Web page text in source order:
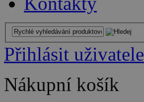
Přihlásit uživatele
Nákupní košík